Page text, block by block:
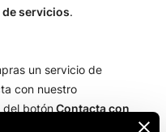
de servicios.
un servicio de
con nuestro
del botónContacta con